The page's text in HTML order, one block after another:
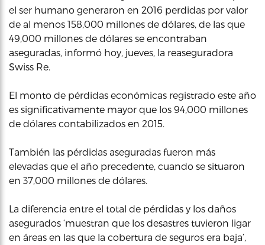
el ser humano generaron en 2016 perdidas por valor
de al menos 158,000 millones de dólares, de las que
49,000 millones de dólares se encontraban
aseguradas, informó hoy, jueves, la reaseguradora
Swiss Re.
El monto de pérdidas económicas registrado este año
es significativamente mayor que los 94,000 millones
de dólares contabilizados en 2015.
También las pérdidas aseguradas fueron más
elevadas que el año precedente, cuando se situaron
en 37,000 millones de dólares.
La diferencia entre el total de pérdidas y los daños
asegurados ‘muestran que los desastres tuvieron ligar
en áreas en las que la cobertura de seguros era baja’,